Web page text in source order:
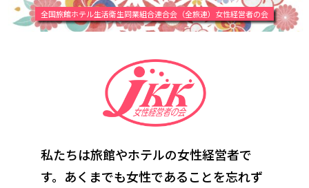
全国旅館ホテル生活衛生同業組合連合会（全旅連）女性経営者の会
私たちは旅館やホテルの女性経営者で
す。あくまでも女性であることを忘れず